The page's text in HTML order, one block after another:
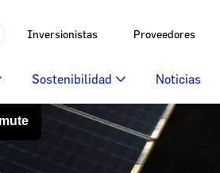
Inversionistas Proveedores
Sostenibilidad Noticias